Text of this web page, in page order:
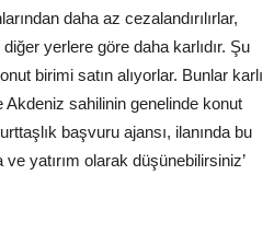
daha az cezalandırılırlar,
yerlere göre daha karlıdır. Şu
birimi satın alıyorlar. Bunlar karlı
Akdeniz sahilinin genelinde konut
başvuru ajansı, ilanında bu
yatırım olarak düşünebilirsiniz’